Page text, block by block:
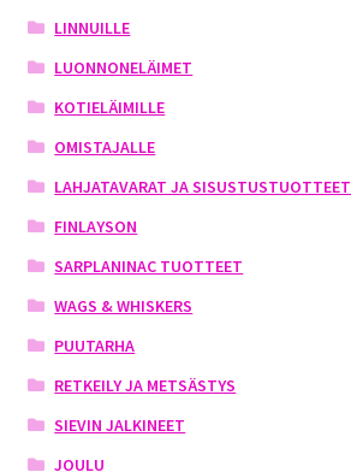
LINNUILLE
LUONNONELÄIMET
KOTIELÄIMILLE
OMISTAJALLE
LAHJATAVARAT JA SISUSTUSTUOTTEET
FINLAYSON
SARPLANINAC TUOTTEET
WAGS & WHISKERS
PUUTARHA
RETKEILY JA METSÄSTYS
SIEVIN JALKINEET
JOULU